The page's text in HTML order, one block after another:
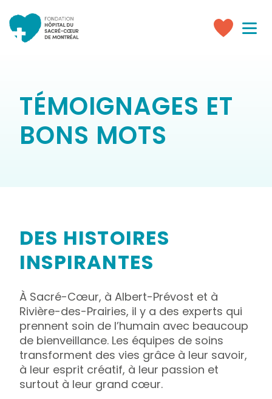
Faire
Toggle
TÉMOIGNAGES ET
BONS MOTS
DES HISTOIRES
INSPIRANTES
À Sacré-Cœur, à Albert-Prévost et à
Rivière-des-Prairies, il y a des experts qui
prennent soin de l’humain avec beaucoup
de bienveillance. Les équipes de soins
transforment des vies grâce à leur savoir,
à leur esprit créatif, à leur passion et
surtout à leur grand cœur.